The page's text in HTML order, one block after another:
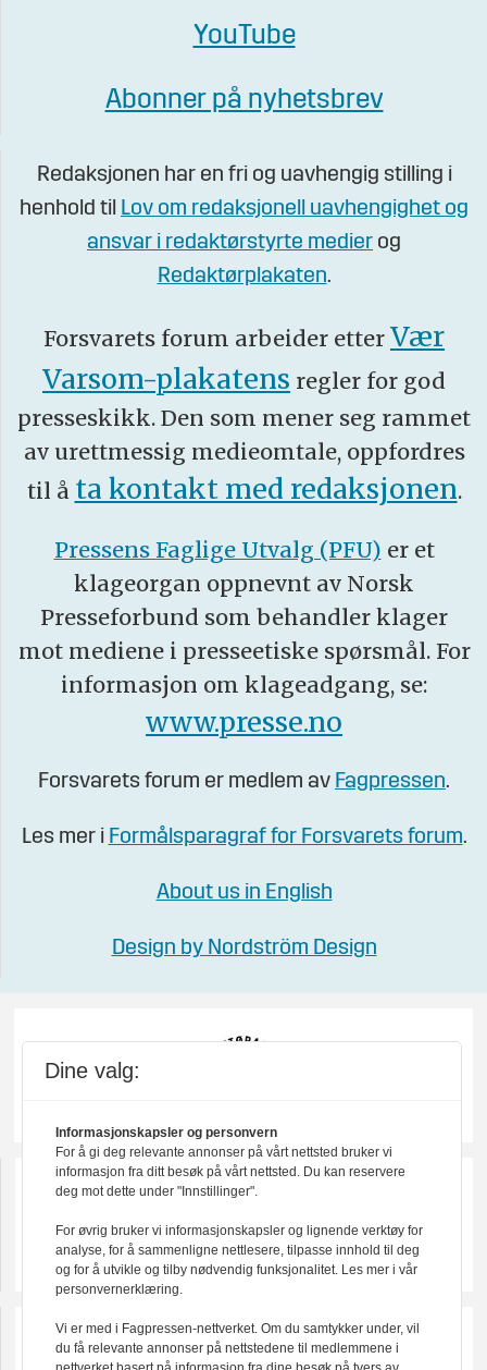
YouTube
Abonner på nyhetsbrev
Redaksjonen har en fri og uavhengig stilling i
henhold til Lov om redaksjonell uavhengighet og
ansvar i redaktørstyrte medier og
Redaktørplakaten.
Forsvarets forum arbeider etter Vær
Varsom-plakatens regler for god
presseskikk. Den som mener seg rammet
av urettmessig medieomtale, oppfordres
til å ta kontakt med redaksjonen.
Pressens Faglige Utvalg (PFU) er et
klageorgan oppnevnt av Norsk
Presseforbund som behandler klager
mot mediene i presseetiske spørsmål. For
informasjon om klageadgang, se:
www.presse.no
Forsvarets forum er medlem av Fagpressen.
Les mer i Formålsparagraf for Forsvarets forum.
About us in English
Design by Nordström Design
Dine valg:
Informasjonskapsler og personvern
For å gi deg relevante annonser på vårt nettsted bruker vi
informasjon fra ditt besøk på vårt nettsted. Du kan reservere
deg mot dette under "Innstillinger".
For øvrig bruker vi informasjonskapsler og lignende verktøy for
analyse, for å sammenligne nettlesere, tilpasse innhold til deg
og for å utvikle og tilby nødvendig funksjonalitet. Les mer i vår
personvernerklæring.
Vi er med i Fagpressen-nettverket. Om du samtykker under, vil
du få relevante annonser på nettstedene til medlemmene i